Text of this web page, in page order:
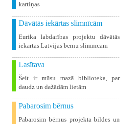
kartiņas
Dāvātās iekārtas slimnīcām
Eurika labdarības projektu dāvātās
iekārtas Latvijas bērnu slimnīcām
Lasītava
Šeit ir mūsu mazā biblioteka, par
daudz un dažādām lietām
Pabarosim bērnus
Pabarosim bērnus projekta bildes un